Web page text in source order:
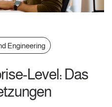
Engineering
Level: Das